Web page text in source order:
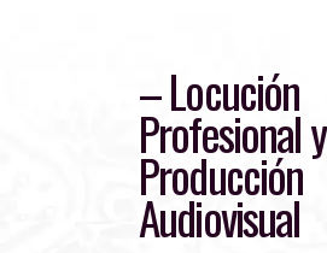
– Locución
Profesional y
Producción
Audiovisual